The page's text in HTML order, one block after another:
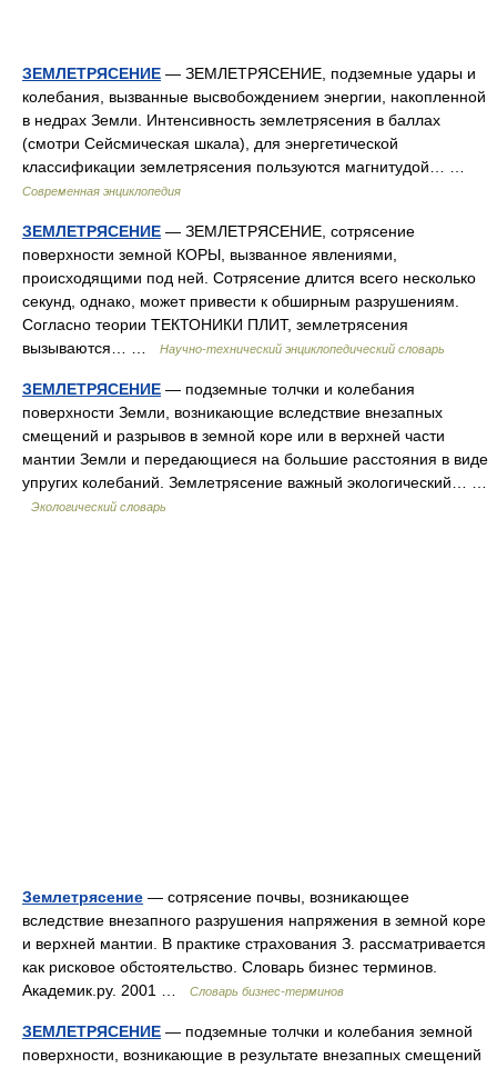
ЗЕМЛЕТРЯСЕНИЕ — ЗЕМЛЕТРЯСЕНИЕ, подземные удары и
колебания, вызванные высвобождением энергии, накопленной
в недрах Земли. Интенсивность землетрясения в баллах
(смотри Сейсмическая шкала), для энергетической
классификации землетрясения пользуются магнитудой… …
Современная энциклопедия
ЗЕМЛЕТРЯСЕНИЕ — ЗЕМЛЕТРЯСЕНИЕ, сотрясение
поверхности земной КОРЫ, вызванное явлениями,
происходящими под ней. Сотрясение длится всего несколько
секунд, однако, может привести к обширным разрушениям.
Согласно теории ТЕКТОНИКИ ПЛИТ, землетрясения
вызываются… …
Научно-технический энциклопедический словарь
ЗЕМЛЕТРЯСЕНИЕ — подземные толчки и колебания
поверхности Земли, возникающие вследствие внезапных
смещений и разрывов в земной коре или в верхней части
мантии Земли и передающиеся на большие расстояния в виде
упругих колебаний. Землетрясение важный экологический… …
Экологический словарь
Землетрясение — сотрясение почвы, возникающее
вследствие внезапного разрушения напряжения в земной коре
и верхней мантии. В практике страхования З. рассматривается
как рисковое обстоятельство. Словарь бизнес терминов.
Академик.ру. 2001 …
Словарь бизнес-терминов
ЗЕМЛЕТРЯСЕНИЕ — подземные толчки и колебания земной
поверхности, возникающие в результате внезапных смещений